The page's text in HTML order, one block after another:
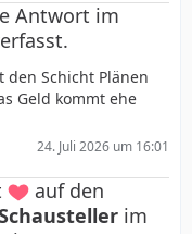
Antwort im
Schicht Plänen
Geld kommt ehe
24. Juli 2026 um 16:01
auf den
im